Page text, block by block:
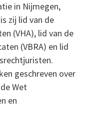
in Nijmegen,
zij lid van de
(VHA), lid van de
(VBRA) en lid
geschreven over
Wet
en